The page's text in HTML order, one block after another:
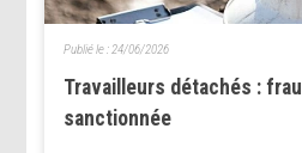
Travailleurs détachés :
sanctionnée
Publié le : 24/06/2026